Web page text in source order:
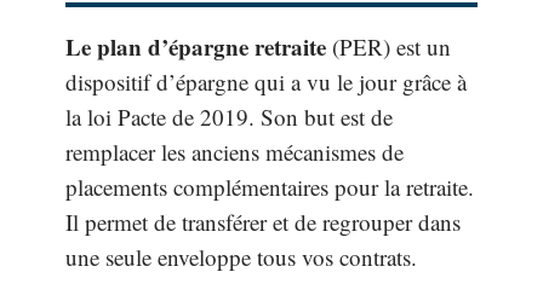
Le plan d’épargne retraite (PER) est un
dispositif d’épargne qui a vu le jour grâce à
la loi Pacte de 2019. Son but est de
remplacer les anciens mécanismes de
placements complémentaires pour la retraite.
Il permet de transférer et de regrouper dans
une seule enveloppe tous vos contrats.